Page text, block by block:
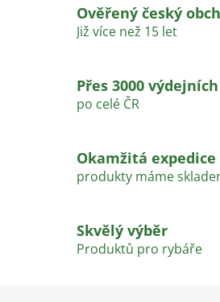
Ověřený český
Již více než 15 let
Přes 3000
po celé ČR
Okamžitá expedice
produkty máme
Skvělý výběr
Produktů pro rybáře